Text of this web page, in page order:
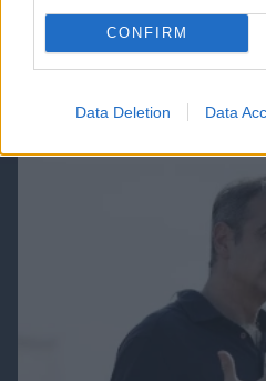
CONFIRM
Data Deletion Data
Τι θα συμβεί αν πίνουμε
κάθε μέρα – Απαντά η